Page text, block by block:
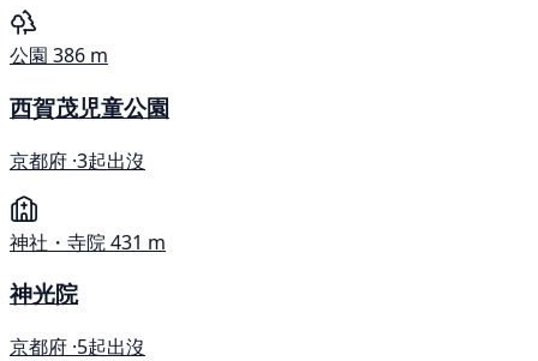
公園 386 m
西賀茂児童公園
京都府 ·3起出沒
神社・寺院431 m
神光院
京都府 ·5起出沒